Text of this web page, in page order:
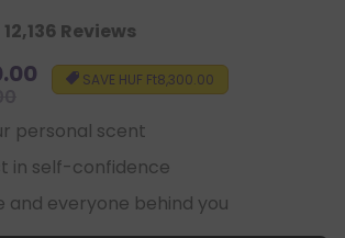
12,136 Reviews
SAVE HUF Ft8,300.00
personal scent
in self-confidence
and everyone behind you